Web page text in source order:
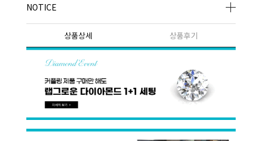
NOTICE
상품상세 상품후기